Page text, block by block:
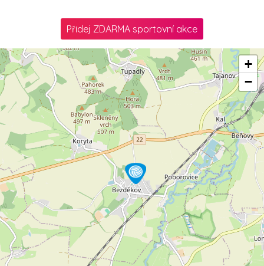
Přidej ZDARMA sportovní akce
+
−